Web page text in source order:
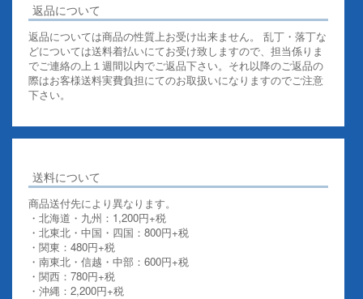
返品について
返品については商品の性質上お受け出来ません。 乱丁・落丁な
どについては送料着払いにてお受け致しますので、担当係りま
でご連絡の上１週間以内でご返品下さい。それ以降のご返品の
際はお客様送料実費負担にてのお取扱いになりますのでご注意
下さい。
送料について
商品送付先により異なります。
・北海道・九州：1,200円+税
・北東北・中国・四国：800円+税
・関東：480円+税
・南東北・信越・中部：600円+税
・関西：780円+税
・沖縄：2,200円+税